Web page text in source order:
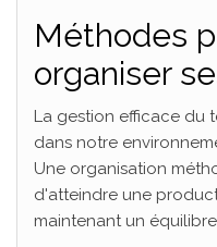
Méthodes
organiser
La gestion efficace du
dans notre
Une organisation
d'atteindre une
maintenant un